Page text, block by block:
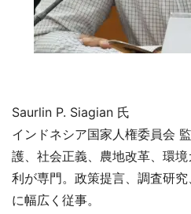
Saurlin P. Siagian 氏
インドネシア国家人権委員会
護、社会正義、農地改革、環
利が専門。政策提言、調査研
に幅広く従事。